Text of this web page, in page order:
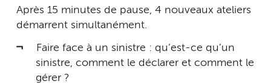
Après 15 minutes de pause, 4 nouveaux ateliers
démarrent simultanément.
Faire face à un sinistre : qu’est-ce qu’un
sinistre, comment le déclarer et comment le
gérer ?